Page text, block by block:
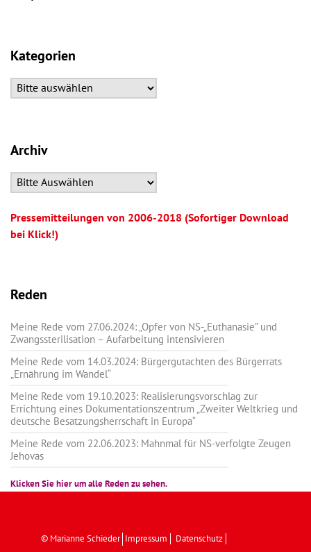
Kategorien
Archiv
Pressemitteilungen von 2006-2018 (Sofortiger Download
bei Klick!)
Reden
Meine Rede vom 27.06.2024: „Opfer von NS-„Euthanasie” und
Zwangssterilisation – Aufarbeitung intensivieren
Meine Rede vom 14.03.2024: Bürgergutachten des Bürgerrats
„Ernährung im Wandel“
Meine Rede vom 19.10.2023: Realisierungsvorschlag zur
Errichtung eines Dokumentationszentrum „Zweiter Weltkrieg und
deutsche Besatzungsherrschaft in Europa“
Meine Rede vom 22.06.2023: Mahnmal für NS-verfolgte Zeugen
Jehovas
Klicken Sie hier um alle Reden zu sehen.
© Marianne Schieder Impressum Datenschutz